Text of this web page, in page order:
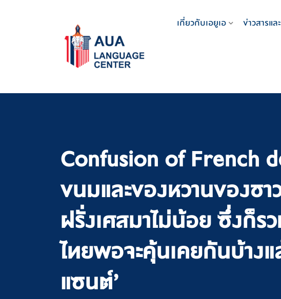
เกี่ยวกับเอยูเอ ข่าวสารแ
Confusion of French
ขนมและของหวานของช
ฝรั่งเศสมาไม่น้อย ซึ่งก็ร
ไทยพอจะคุ้นเคยกันบ้างแ
แซนต์’